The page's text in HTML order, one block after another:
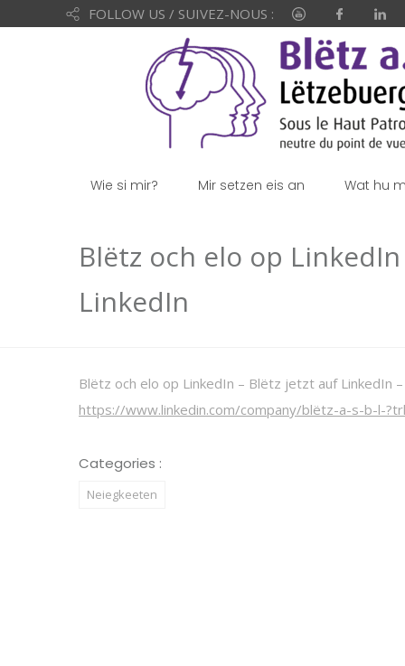
FOLLOW US / SUIVEZ-NOUS :
Wie si mir? Mir setzen eis an Wat hu
Blëtz och elo op
LinkedIn
Blëtz och elo op LinkedIn – Blëtz jetzt auf LinkedIn
https://www.linkedin.com/company/blëtz-a-s-b-l-
Categories :
Neiegkeeten